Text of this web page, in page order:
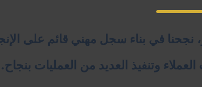
في بناء سجل مهني قائم على
وتنفيذ العديد من العمليات بنجاح.